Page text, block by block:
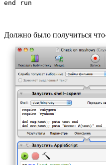
Должно было получиться